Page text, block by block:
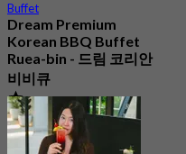
Buffet
Dream Premium
Korean BBQ Buffet
Ruea-bin - 드림 코리안
비비큐
4.9
62 Réservé
De฿ 320